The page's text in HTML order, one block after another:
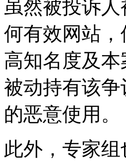
虽然被投诉
何有效网站
高知名度及
被动持有该
的恶意使用。
此外，专家